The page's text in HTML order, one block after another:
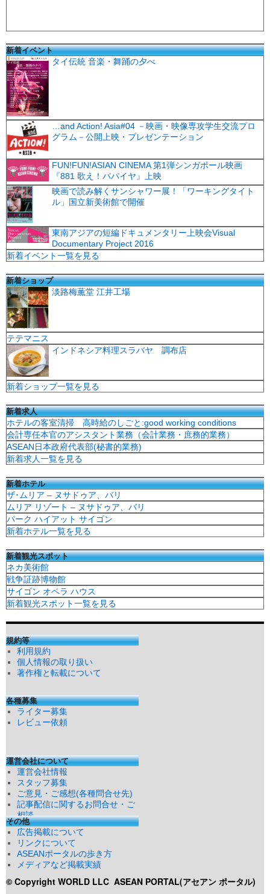
新着イベント
タイ伝統 音楽・舞踊の夕べ
…and Action! Asia#04 －映画・映像専攻学生交流プロ
グラム－公開上映・プレゼンテーション
FUN!FUN!ASIAN CINEMA 第1弾シンガポール映画
『881 歌え！パパイヤ』上映
映画で読み解くサンシャワー展！「ワーキングタイト
ル」国立新美術館で開催
東南アジアの短編ドキュメンタリー上映会Visual
Documentary Project 2016
新着イベント一覧を見る
新着ショップ
淡路梅薫堂 江井工場
テテマニス
インドネシア料理スラバヤ 調布店
新着ショップ一覧を見る
新着求人
ホテルの客室清掃 高時給のしごと:good working conditions
会計専任本官のアシスタント業務（会計業務・庶務的業務）
ASEAN日本政府代表部(秘書的業務)
新着求人一覧を見る
新着ホテル
ザ･ムリア – ヌサドゥア、バリ
ムリア リゾート – ヌサドゥア、バリ
パーク ハイアット サイゴン
新着ホテル一覧を見る
新着観光スポット
ネカ美術館
戦争証跡博物館
サイゴン オペラ ハウス
新着観光スポット一覧を見る
規約等
利用規約
個人情報の取り扱い
著作権と転載について
各種募集
ライター募集
レビュー依頼
運営会社について
運営会社情報
スタッフ募集
ご意見・ご感想(各種問合せ先)
記事配信に関するお問合せ・ご
相談
その他
広告掲載について
リンクについて
ASEANポータルの歩き方
メディアなど掲載実績
© Copyright WORLD LLC ASEAN PORTAL(アセアン ポータル)